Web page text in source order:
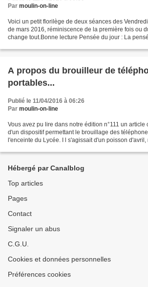
Par moulin-on-line
Voici un petit florilège de deux séances des
de mars 2016, réminiscence de la première fois ou
change tout.Bonne lecture Pensée du jour : La
A propos du brouilleur de
portables...
Publié le 11/04/2016 à 06:26
Par moulin-on-line
Vous avez pu lire dans notre édition n°111 un
d'un dispositif permettant le brouillage des
l'enceinte du Lycée. I l s'agissait d'un poisson d'avril,
Hébergé par Canalblog
Top articles
Pages
Contact
Signaler un abus
C.G.U.
Cookies et données personnelles
Préférences cookies